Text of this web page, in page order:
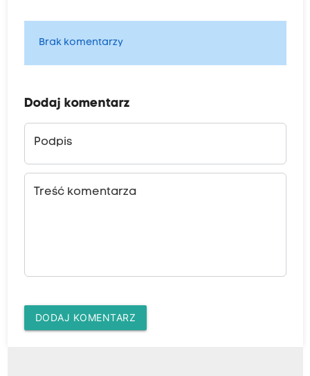
Brak komentarzy
Dodaj komentarz
Podpis
Treść komentarza
DODAJ KOMENTARZ